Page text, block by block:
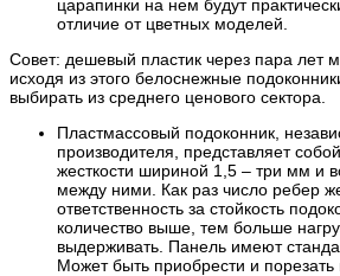
царапинки на нем будут
отличие от цветных моделей.
Совет: дешевый пластик через пара лет
исходя из этого белоснежные
выбирать из среднего ценового сектора.
Пластмассовый подоконник,
производителя, представляет
жесткости шириной 1,5 – три мм и
между ними. Как раз число ребер
ответственность за стойкость
количество выше, тем больше
выдерживать. Панель имеют
Может быть приобрести и